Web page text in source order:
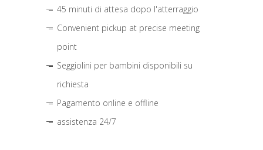
45 minuti di attesa dopo l'atterraggio
Convenient pickup at precise meeting
point
Seggiolini per bambini disponibili su
richiesta
Pagamento online e offline
assistenza 24/7